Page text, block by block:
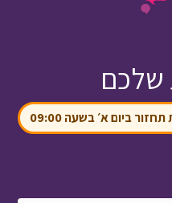
שלכם
ביום א׳ בשעה 09:00